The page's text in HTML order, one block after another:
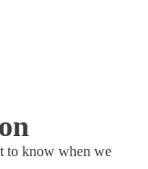
to know when we